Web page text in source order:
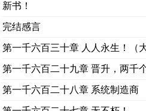
新书！
完结感言
第一千六百三十章 人人永生！（
第一千六百二十九章 晋升，两千
第一千六百二十八章 系统制造商